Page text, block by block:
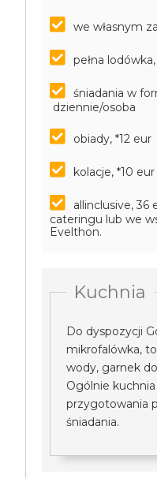
we własnym
pełna
śniadania w
dziennie/osoba
obiady, *12
kolacje, *10
allinclusive,
cateringu lub we
Evelthon.
Kuchnia
Do dyspozycji
mikrofalówka,
wody, garnek
Ogólnie
przygotowania
śniadania.